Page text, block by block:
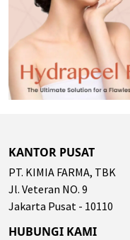
KANTOR PUSAT
PT. KIMIA FARMA, TBK
Jl. Veteran NO. 9
Jakarta Pusat - 10110
HUBUNGI KAMI